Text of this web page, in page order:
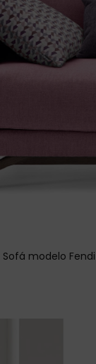
Sofá modelo Fendi